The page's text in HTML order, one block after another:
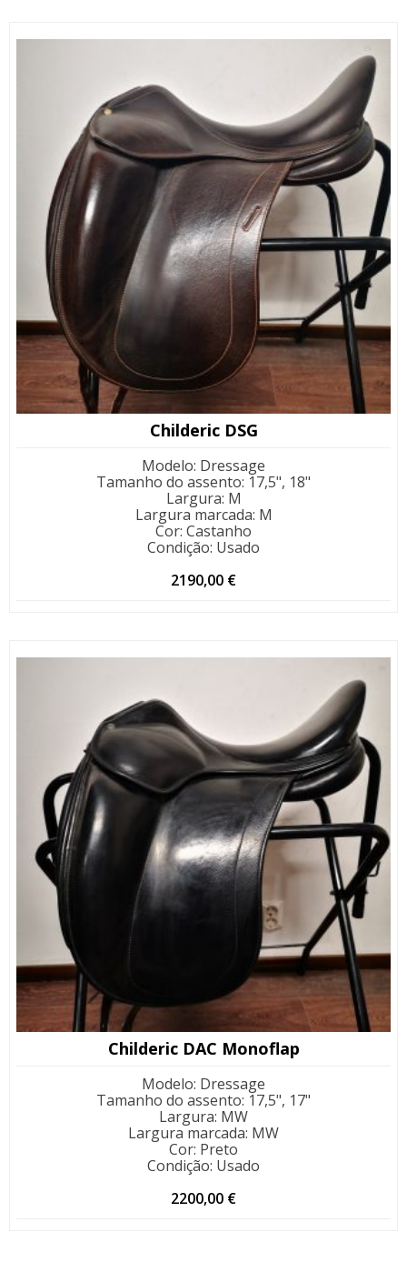
Childeric DSG
Modelo: Dressage
Tamanho do assento: 17,5", 18"
Largura: M
Largura marcada: M
Cor: Castanho
Condição: Usado
2190,00 €
Childeric DAC Monoflap
Modelo: Dressage
Tamanho do assento: 17,5", 17"
Largura: MW
Largura marcada: MW
Cor: Preto
Condição: Usado
2200,00 €